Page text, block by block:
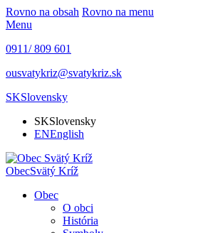
Rovno na obsah Rovno na menu
Menu
0911/ 809 601
ousvatykriz@svatykriz.sk
SKSlovensky
SKSlovensky
ENEnglish
ObecSvätý Kríž
Obec
O obci
História